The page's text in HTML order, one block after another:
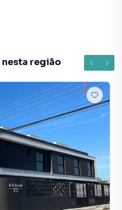
um de nossos
alteração sem aviso
64, informamos que algumas
apenas caráter ilustrativo
e peças decorativas são de
condômino.
valorizada do bairro
encontrou o que procurava
sobre Sobrado em Porto
nossa equipe pelo telefone
região